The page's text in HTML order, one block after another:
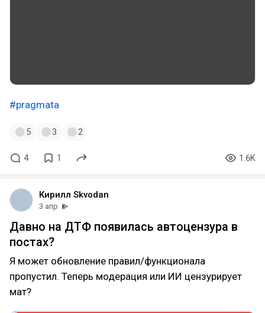
#pragmata
5 3 2
4 1 1.6K
Кирилл Skvodan
3 апр
Давно на ДТФ появилась автоцензура в
постах?
Я может обновление правил/функционала
пропустил. Теперь модерация или ИИ цензурирует
мат?